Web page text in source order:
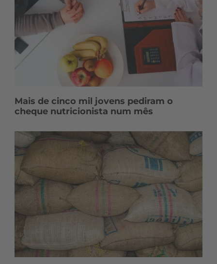
Mais de cinco mil jovens pediram o
cheque nutricionista num mês